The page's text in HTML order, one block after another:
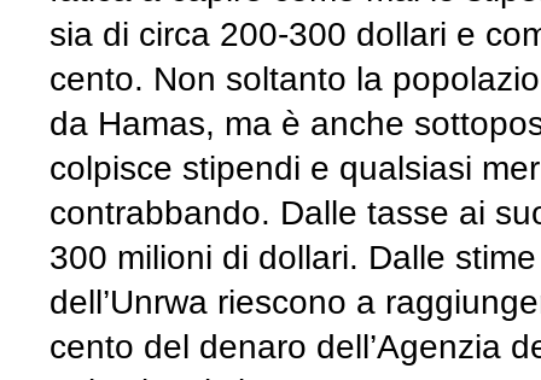
sia di circa 200-300 dollari e
cento. Non soltanto la
da Hamas, ma è anche
colpisce stipendi e qualsiasi
contrabbando. Dalle tasse ai
300 milioni di dollari. Dalle
dell’Unrwa riescono a
cento del denaro dell’Agenzia